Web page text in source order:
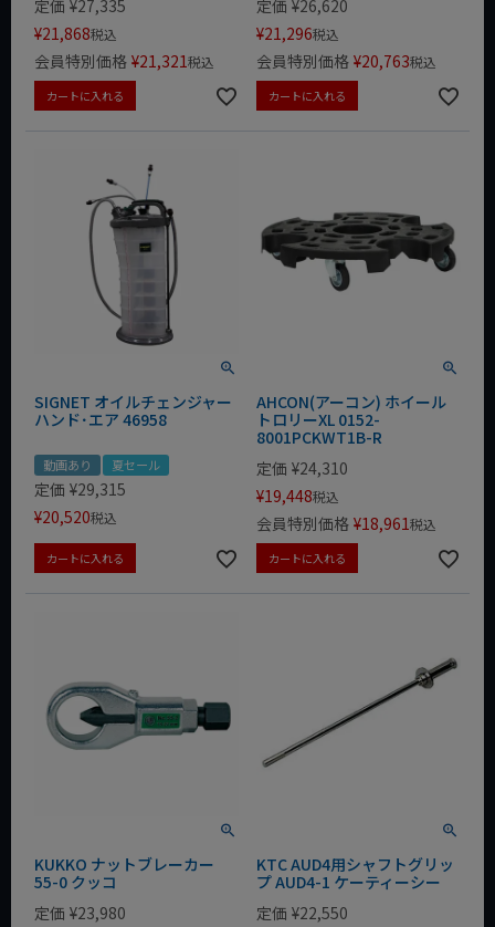
定価 ¥27,335
¥21,868税込
会員特別価格 ¥21,321税込
カートに入れる
定価 ¥26,620
¥21,296税込
会員特別価格 ¥20,763税込
カートに入れる
SIGNET オイルチェンジャー
ハンド･エア 46958
動画あり 夏セール
定価 ¥29,315
¥20,520税込
カートに入れる
AHCON(アーコン) ホイール
トロリーXL 0152-
8001PCKWT1B-R
定価 ¥24,310
¥19,448税込
会員特別価格 ¥18,961税込
カートに入れる
KUKKO ナットブレーカー
55-0 クッコ
定価 ¥23,980
KTC AUD4用シャフトグリッ
プ AUD4-1 ケーティーシー
定価 ¥22,550